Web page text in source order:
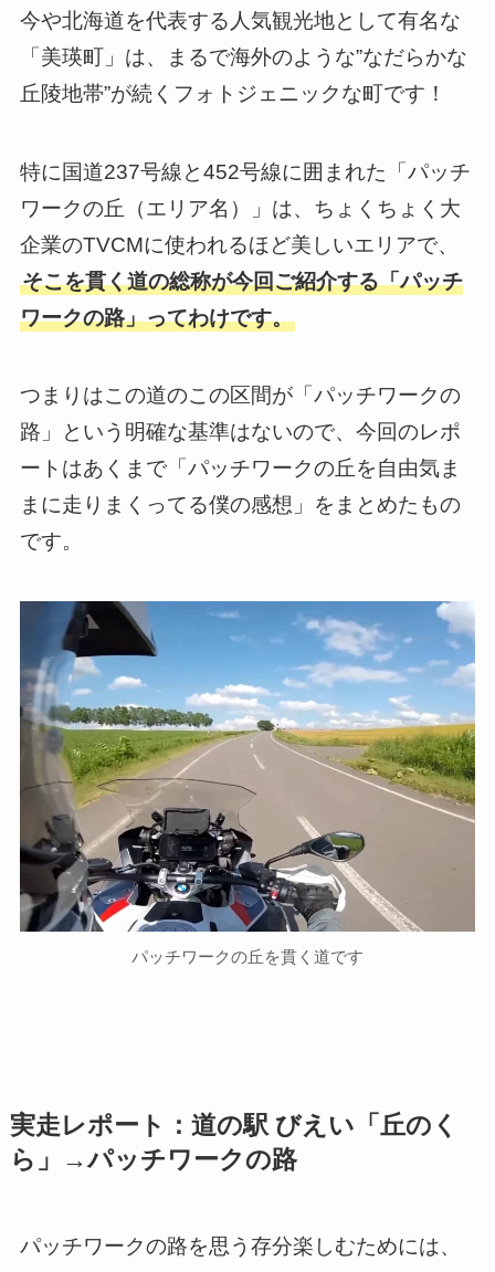
今や北海道を代表する人気観光地として有名な
「美瑛町」は、まるで海外のような”なだらかな
丘陵地帯”が続くフォトジェニックな町です！
特に国道237号線と452号線に囲まれた「パッチ
ワークの丘（エリア名）」は、ちょくちょく大
企業のTVCMに使われるほど美しいエリアで、
そこを貫く道の総称が今回ご紹介する「パッチ
ワークの路」ってわけです。
つまりはこの道のこの区間が「パッチワークの
路」という明確な基準はないので、今回のレポ
ートはあくまで「パッチワークの丘を自由気ま
まに走りまくってる僕の感想」をまとめたもの
です。
パッチワークの丘を貫く道です
実走レポート：道の駅 びえい「丘のく
ら」→パッチワークの路
パッチワークの路を思う存分楽しむためには、